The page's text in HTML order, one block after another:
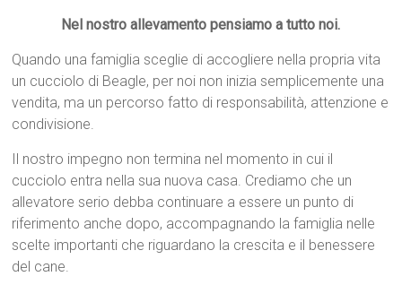
Nel nostro allevamento pensiamo a tutto noi.
Quando una famiglia sceglie di accogliere nella propria vita
un cucciolo di Beagle, per noi non inizia semplicemente una
vendita, ma un percorso fatto di responsabilità, attenzione e
condivisione.
Il nostro impegno non termina nel momento in cui il
cucciolo entra nella sua nuova casa. Crediamo che un
allevatore serio debba continuare a essere un punto di
riferimento anche dopo, accompagnando la famiglia nelle
scelte importanti che riguardano la crescita e il benessere
del cane.